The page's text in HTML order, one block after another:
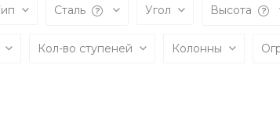
Сталь Угол Высота
Кол-во ступеней Колонны